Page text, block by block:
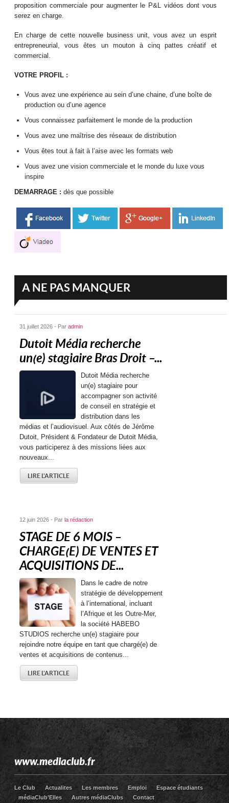
proposition commerciale pour augmenter le P&L vidéos dont vous
serez en charge.
En charge de cette nouvelle business unit, vous avez un esprit
entrepreneurial, vous êtes un mouton à cinq pattes créatif et
commercial.
VOTRE PROFIL :
Vous avez une expérience au sein d’une chaine, d’une boîte de
production ou d’une agence
Vous connaissez parfaitement le monde de la production
Vous avez une maîtrise des réseaux de distribution
Vous êtes tout à fait à l’aise avec les formats web
Vous avez une vision commerciale et le monde du luxe vous
inspire
DEMARRAGE : dès que possible
A NE PAS MANQUER
31 juillet 2026 - Paradmin
Dutoit Média recherche
un(e) stagiaire Bras Droit –...
Dutoit Média recherche
un(e) stagiaire pour
accompagner son activité
de conseil en stratégie et
distribution dans les
médias et l’audiovisuel. Aux côtés de Jérôme
Dutoit, Président & Fondateur de Dutoit Média,
vous participerez à des missions liées aux
nouveaux...
LIRE L'ARTICLE
12 juin 2026 - Par la rédaction
STAGE DE 6 MOIS –
CHARGE(E) DE VENTES ET
ACQUISITIONS DE...
Dans le cadre de notre
stratégie de développement
à l’international, incluant
l’Afrique et les Outre-Mer,
la société HABEBO
STUDIOS recherche un(e) stagiaire pour
rejoindre notre équipe en tant que chargé(e) de
ventes et acquisitions de contenus...
LIRE L'ARTICLE
www.mediaclub.fr
Le Club Actualites Les membres Emploi
Espace étudiants
médiaClub’Elles
Autres médiaClubs Contact